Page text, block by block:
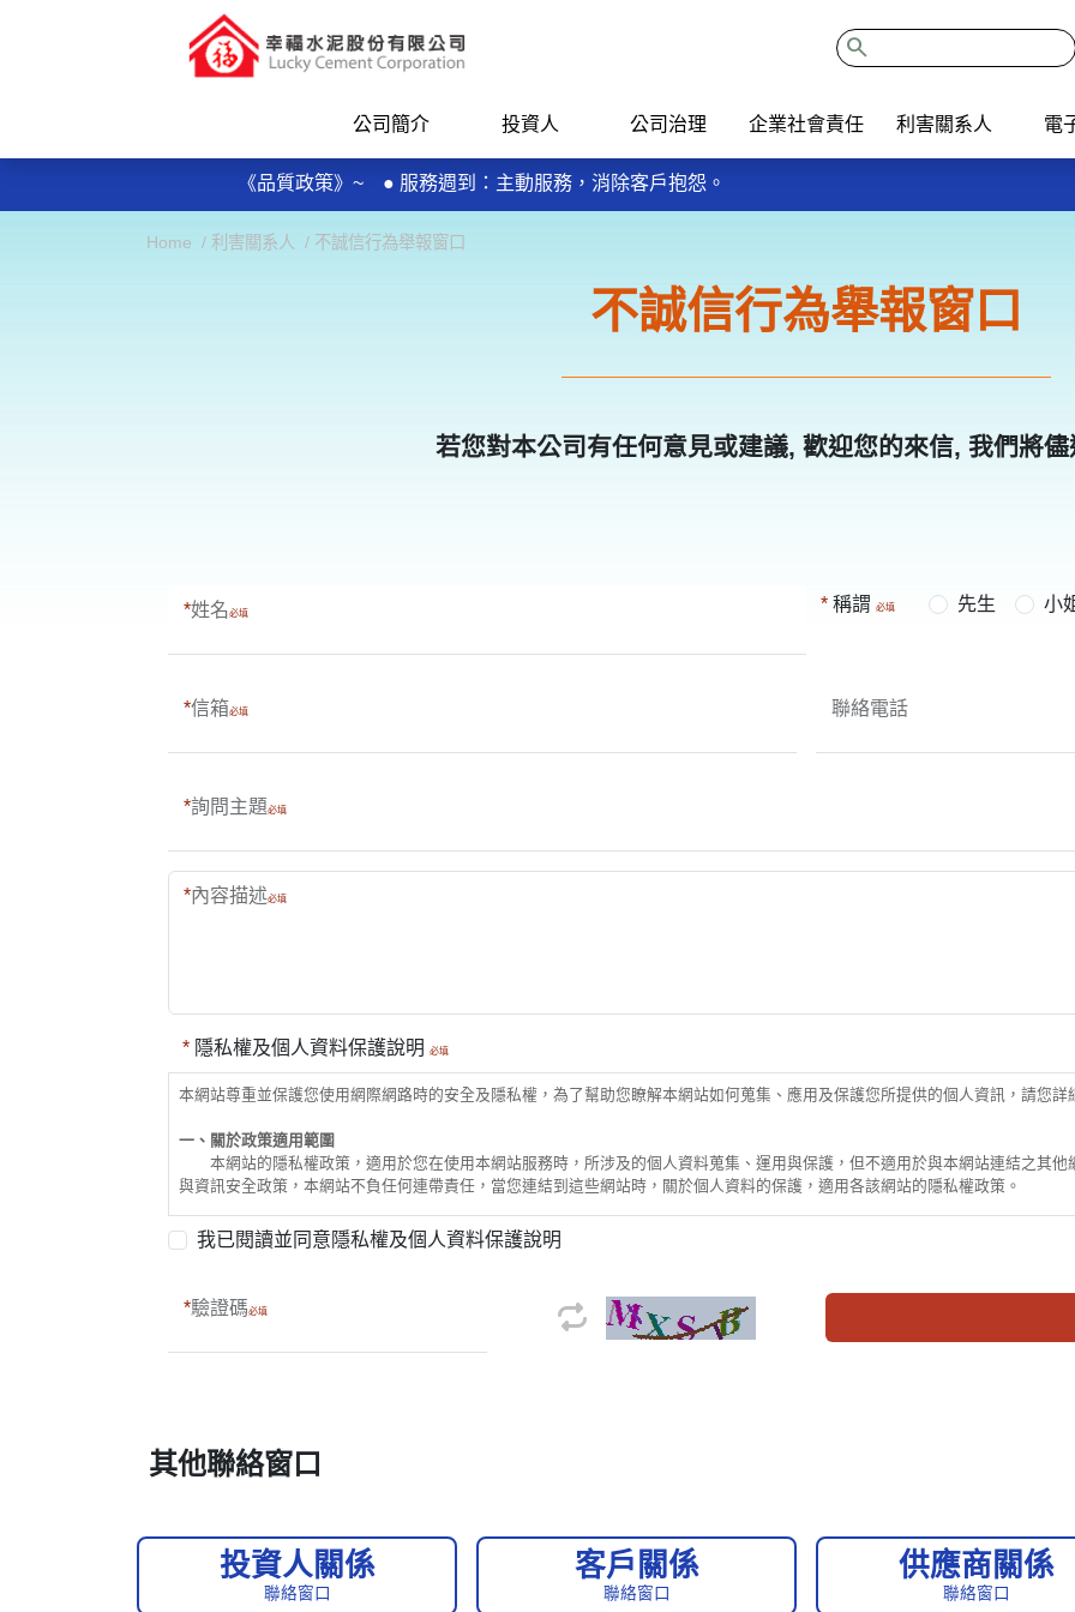
search
公司簡介 投資人 公司治理 企業社會責任 利害關系人
電
每日規律運動30分鐘輕鬆做 天天我的餐盤6口訣餐餐吃，多運動、多蔬果、少含糖飲料，健康好生
《品質政策》~ ● 服務週到：主動服務，消除客戶抱怨。
● 品質保證：控制不良率，實施及維持ISO9001：2015品質管理系統。
每日規律運動30分鐘輕鬆做 天天我的餐盤6口訣餐餐吃，多運動、多蔬果、少含糖飲料，健康好生
● 品質保證：控制不良率，實施及維持ISO9001：2015品質管理系統。
Home 利害關系人 不誠信行為舉報窗口
不誠信行為舉報窗口
若您對本公司有任何意見或建議, 歡迎您的來信, 我們將
姓名 稱謂 先生 小
信箱 聯絡電話
詢問主題
內容描述
隱私權及個人資料保護說明
本網站尊重並保護您使用網際網路時的安全及隱私權，為了幫助您瞭解本網站如何蒐集、應用及保護您所提供的個人資訊，請您詳
一、關於政策適用範圍
本網站的隱私權政策，適用於您在使用本網站服務時，所涉及的個人資料蒐集、運用與保護，但不適用於與本網站連結之其他
與資訊安全政策，本網站不負任何連帶責任，當您連結到這些網站時，關於個人資料的保護，適用各該網站的隱私權政策。
二、關於個人資料蒐集的政策
單純在本網站的瀏覽及檔案下載行為，本網站不會蒐集任何有關個人的身分資料。
錯誤或不實的資料，本網站有權拒絕您使用本網站之全部或部分服務。
本網站會記錄使用者上站的 IP 位址、上網時間，以及在網站內所瀏覽的網頁等資料，這些資料係供本網站管理單位內部作網站
配合司法單位合法之調查，或相關職權機關依職務需要之調查或使用，本網站將視其適法性及是否遵照法定程序，採行可能必要的
當有人在本網站的行為，可能損害或妨礙本網站使用者或相關第三人之權益時，若本網站有理由相信揭露個人資料係為了辨識、
本網站有義務保護各申請人隱私，非經您本人同意或符合以下情形之一者，不會自行修改或刪除任何個人資料及檔案。
1．經由合法的途徑。
2．保護或防衛相關個人的權利。
我已閱讀並同意隱私權及個人資料保護說明
驗證碼
其他聯絡窗口
投資人關係
聯絡窗口
客戶關係
聯絡窗口
供應商關係
聯絡窗口